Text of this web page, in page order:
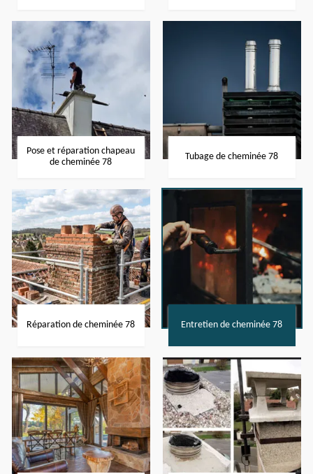
Pose et réparation chapeau
de cheminée 78
Tubage de cheminée 78
Réparation de cheminée 78 Entretien de cheminée 78